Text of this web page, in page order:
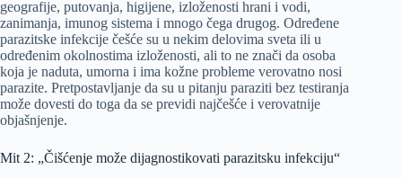
geografije, putovanja, higijene, izloženosti hrani i vodi,
zanimanja, imunog sistema i mnogo čega drugog. Određene
parazitske infekcije češće su u nekim delovima sveta ili u
određenim okolnostima izloženosti, ali to ne znači da osoba
koja je naduta, umorna i ima kožne probleme verovatno nosi
parazite. Pretpostavljanje da su u pitanju paraziti bez testiranja
može dovesti do toga da se previdi najčešće i verovatnije
objašnjenje.
Mit 2: „Čišćenje može dijagnostikovati parazitsku infekciju“